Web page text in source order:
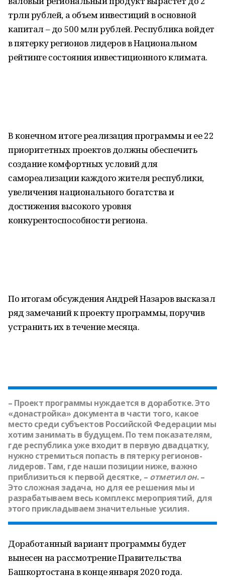
трлн рублей, а объем инвестиций в основной
капитал – до 500 млн рублей. Республика войдет
в пятерку регионов лидеров в Национальном
рейтинге состояния инвестиционного климата.
В конечном итоге реализация программы и ее 22
приоритетных проектов должны обеспечить
создание комфортных условий для
самореализации каждого жителя республики,
увеличения национального богатства и
достижения высокого уровня
конкурентоспособности региона.
По итогам обсуждения Андрей Назаров высказал
ряд замечаний к проекту программы, поручив
устранить их в течение месяца.
– Проект программы нуждается в доработке. Это
«донастройка» документа в части того, какое
место среди субъектов Российской Федерации мы
хотим занимать в будущем. По тем показателям,
где республика уже входит в первую двадцатку,
нужно стремиться попасть в пятерку регионов-
лидеров. Там, где наши позиции ниже, важно
приблизиться к первой десятке, – отметил он. –
Это сложная задача, но для ее решения мы и
разрабатываем весь комплекс мероприятий, для
этого прикладываем значительные усилия.
Доработанный вариант программы будет
вынесен на рассмотрение Правительства
Башкортостана в конце января 2020 года.